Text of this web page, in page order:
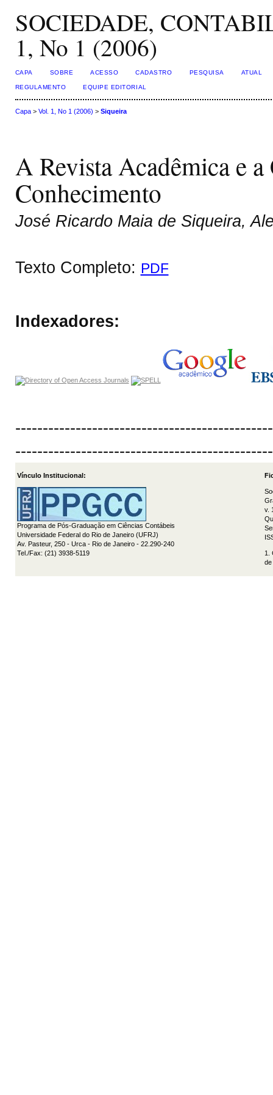
SOCIEDADE,
1, No 1 (2006)
CAPA SOBRE ACESSO CADASTRO PESQUISA ATUAL
REGULAMENTO EQUIPE EDITORIAL
Capa> Vol. 1, No 1 (2006) > Siqueira
A Revista Acadêmica e
Conhecimento
José Ricardo Maia de Siqueira,
Texto Completo: PDF
Indexadores:
Vínculo Institucional:
Programa de Pós-Graduação em Ciências Contábeis
Universidade Federal do Rio de Janeiro (UFRJ)
Av. Pasteur, 250 - Urca - Rio de Janeiro - 22.290-240
Tel./Fax: (21) 3938-5119
v.
1.
de